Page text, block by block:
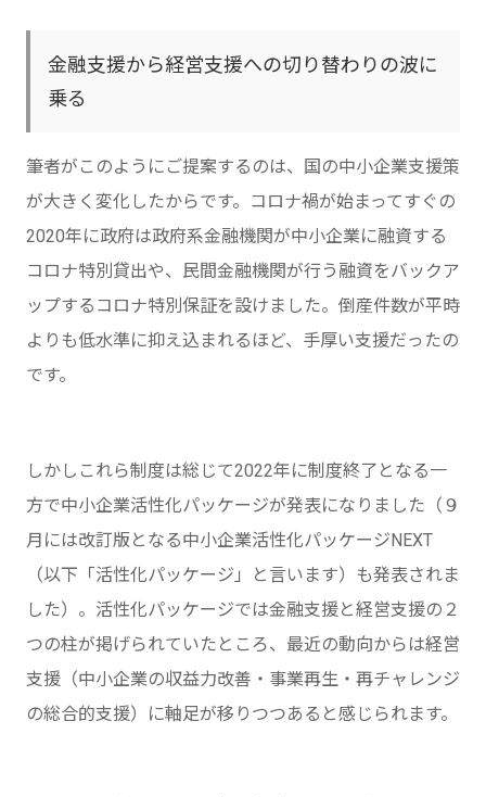
金融支援から経営支援への切り替わりの波に
乗る
筆者がこのようにご提案するのは、国の中小企業支援策
が大きく変化したからです。コロナ禍が始まってすぐの
2020年に政府は政府系金融機関が中小企業に融資する
コロナ特別貸出や、民間金融機関が行う融資をバックア
ップするコロナ特別保証を設けました。倒産件数が平時
よりも低水準に抑え込まれるほど、手厚い支援だったの
です。
しかしこれら制度は総じて2022年に制度終了となる一
方で中小企業活性化パッケージが発表になりました（９
月には改訂版となる中小企業活性化パッケージNEXT
（以下「活性化パッケージ」と言います）も発表されま
した）。活性化パッケージでは金融支援と経営支援の２
つの柱が掲げられていたところ、最近の動向からは経営
支援（中小企業の収益力改善・事業再生・再チャレンジ
の総合的支援）に軸足が移りつつあると感じられます。